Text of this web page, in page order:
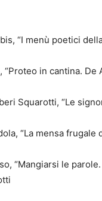
“I menù poetici
“Proteo in cantina.
Squarotti, “Le
“La mensa
“Mangiarsi le